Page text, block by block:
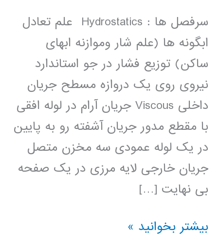
سرفصل ها : Hydrostatics علم تعادل
ابگونه ها (علم شار وموازنه ابهای
ساکن) توزیع فشار در جو استاندارد
نیروی روی یک دروازه مسطح جریان
داخلی Viscous جریان آرام در لوله افقی
با مقطع مدور جریان آشفته رو به پایین
در یک لوله عمودی سه مخزن متصل
جریان خارجی لایه مرزی در یک صفحه
بی نهایت […]
مکانیک
بیشتر بخوانید »